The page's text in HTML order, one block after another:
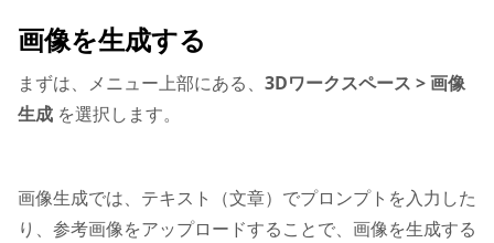
画像を生成する
まずは、メニュー上部にある、 3Dワークスペース > 画像
生成 を選択します。
画像生成では、テキスト（文章）でプロンプトを入力した
り、参考画像をアップロードすることで、画像を生成する